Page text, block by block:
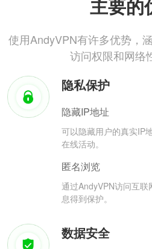
主要的
使用AndyVPN有许多优势，
访问权限和网络
隐私保护
隐藏IP地址
可以隐藏用户的真实IP
在线活动。
匿名浏览
通过AndyVPN访问互
息得到保护。
数据安全